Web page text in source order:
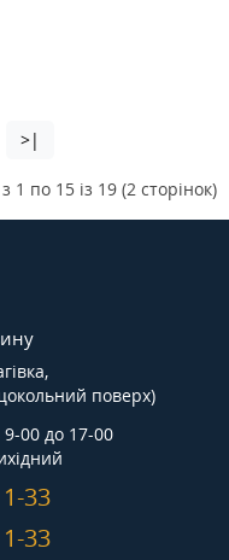
>|
1 по 15 із 19 (2 сторінок)
поверх)
00 до 17-00
33
33